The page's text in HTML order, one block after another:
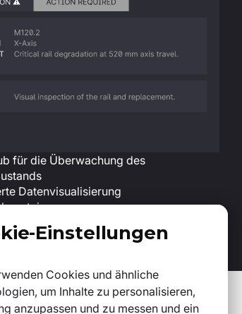
für die Überwachung des
Datenvisualisierung
FOLGEN
Einstellungen
Cookies und ähnliche
um Inhalte zu personalisieren,
anzupassen und zu messen und ein